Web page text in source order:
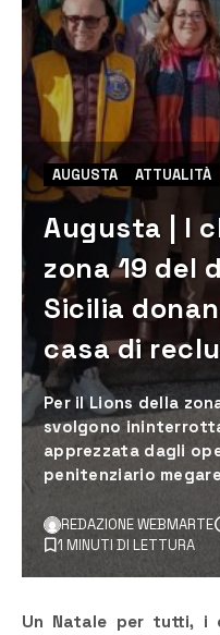
AUGUSTA ATTUALITÀ
Augusta | I
zona 19 del
Sicilia
casa di
Per il Lions della
svolgono
apprezzata dagli
penitenziario
REDAZIONE WEBMARTE
1 MINUTI DI LETTURA
Un Natale per tutti, i